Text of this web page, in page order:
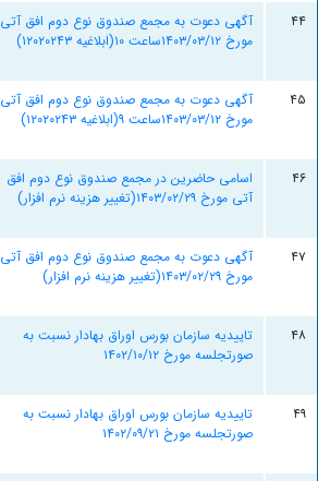
۴۴
آگهی دعوت به مجمع صندوق نوع دوم افق آتی
مورخ ۱۴۰۳/۰۳/۱۲ساعت ۱۰(ابلاغیه ۱۲۰۲۰۲۴۳)
۴۵
آگهی دعوت به مجمع صندوق نوع دوم افق آتی
مورخ ۱۴۰۳/۰۳/۱۲ساعت ۹(ابلاغیه ۱۲۰۲۰۲۴۳)
۴۶
اسامی حاضرین در مجمع صندوق نوع دوم افق
آتی مورخ ۱۴۰۳/۰۲/۲۹(تغییر هزینه نرم افزار)
۴۷
آگهی دعوت به مجمع صندوق نوع دوم افق آتی
مورخ ۱۴۰۳/۰۲/۲۹(تغییر هزینه نرم افزار)
۴۸
تاییدیه سازمان بورس اوراق بهادار نسبت به
صورتجلسه مورخ ۱۴۰۲/۱۰/۱۲
۴۹
تاییدیه سازمان بورس اوراق بهادار نسبت به
صورتجلسه مورخ ۱۴۰۲/۰۹/۲۱